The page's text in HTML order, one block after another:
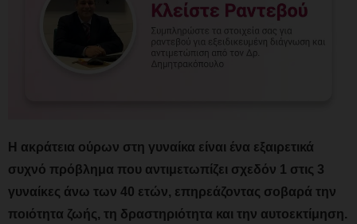
Η ακράτεια ούρων στη γυναίκα είναι ένα εξαιρετικά
συχνό πρόβλημα που αντιμετωπίζει σχεδόν 1 στις 3
γυναίκες άνω των 40 ετών, επηρεάζοντας σοβαρά την
ποιότητα ζωής, τη δραστηριότητα και την αυτοεκτίμηση.